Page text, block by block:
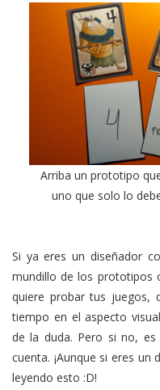
Arriba un prototipo
uno que solo lo
Si ya eres un diseñador
mundillo de los prototipos
quiere probar tus juegos,
tiempo en el aspecto
de la duda. Pero si no,
cuenta. ¡Aunque si eres
leyendo esto :D!